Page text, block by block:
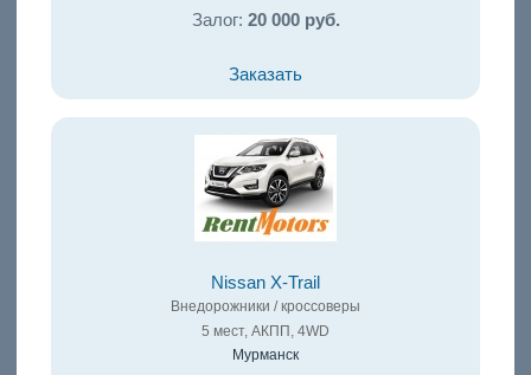
Залог: 20 000 руб.
Заказать
Nissan X-Trail
Внедорожники / кроссоверы
5 мест, АКПП, 4WD
Мурманск